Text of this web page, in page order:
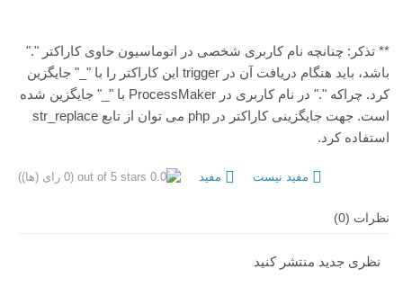
** تذکر: چنانچه نام کاربری شخصی در اتوماسیون حاوی کاراکتر "."
باشد، باید هنگام دریافت آن در trigger این کاراکتر را با "_" جایگزین
کرد. چراکه "." در نام کاربری در ProcessMaker با "_" جایگزین شده
است. جهت جایگزینی کاراکتر در php می توان از تابع str_replace
استفاده کرد.
(0 رای (ها)) مفید مفید نیست
نظرات (0)
نظری جدید منتشر کنید